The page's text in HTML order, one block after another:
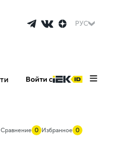
РУС
Войти с
Сравнение 0 Избранное 0